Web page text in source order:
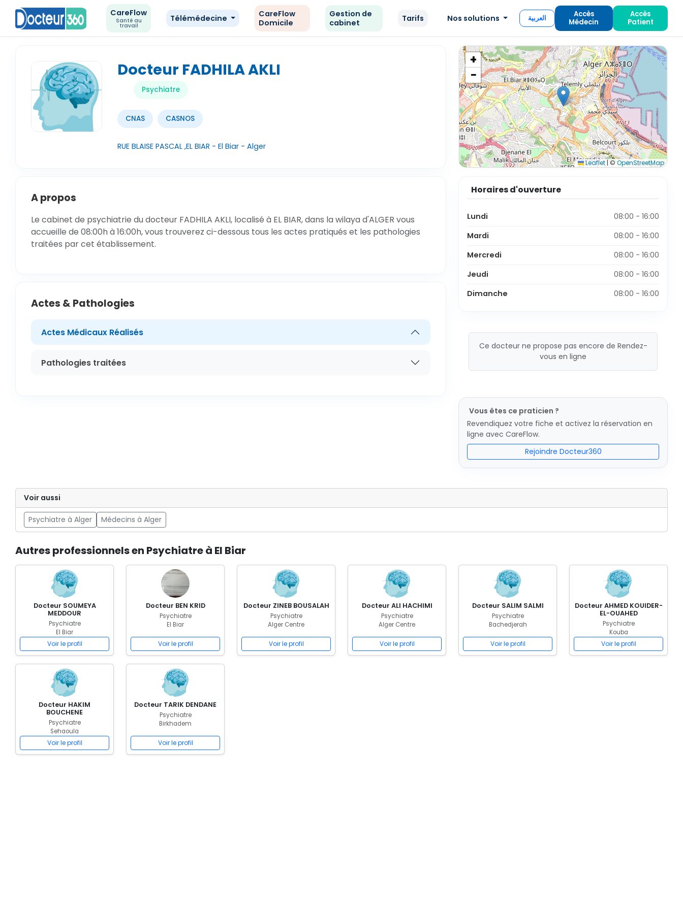
CareFlow
Santé au
travail
Télémédecine
CareFlow
Domicile
Gestion de
cabinet
Tarifs Nos solutions العربية
Accès
Médecin
Accès
Patient
Docteur FADHILA AKLI
Psychiatre
CNAS CASNOS
RUE BLAISE PASCAL ,EL BIAR - El Biar - Alger
+
−
Leaflet | ©OpenStreetMap
A propos
Le cabinet de psychiatrie du docteur FADHILA AKLI, localisé à EL BIAR, dans la wilaya d'ALGER vous
accueille de 08:00h à 16:00h, vous trouverez ci-dessous tous les actes pratiqués et les pathologies
traitées par cet établissement.
Actes & Pathologies
Actes Médicaux Réalisés
Pathologies traitées
Horaires d'ouverture
Lundi
08:00 - 16:00
Mardi
08:00 - 16:00
Mercredi
08:00 - 16:00
Jeudi
08:00 - 16:00
Dimanche
08:00 - 16:00
Ce docteur ne propose pas encore de Rendez-
vous en ligne
Vous êtes ce praticien ?
Revendiquez votre fiche et activez la réservation en
ligne avec CareFlow.
Rejoindre Docteur360
Voir aussi
Psychiatre à Alger Médecins à Alger
Autres professionnels en Psychiatre à El Biar
Docteur SOUMEYA
MEDDOUR
Psychiatre
El Biar
Voir le profil
Docteur BEN KRID
Psychiatre
El Biar
Voir le profil
Docteur ZINEB BOUSALAH
Psychiatre
Alger Centre
Voir le profil
Docteur ALI HACHIMI
Psychiatre
Alger Centre
Voir le profil
Docteur SALIM SALMI
Psychiatre
Bachedjerah
Voir le profil
Docteur AHMED KOUIDER-
EL-OUAHED
Psychiatre
Kouba
Voir le profil
Docteur HAKIM
BOUCHENE
Psychiatre
Sehaoula
Voir le profil
Docteur TARIK DENDANE
Psychiatre
Birkhadem
Voir le profil